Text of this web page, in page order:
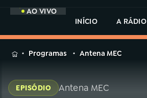
AO VIVO
INÍCIO
A RÁDIO
MENU
na
Rádio
Programas Antena MEC
EPISÓDIO Antena MEC